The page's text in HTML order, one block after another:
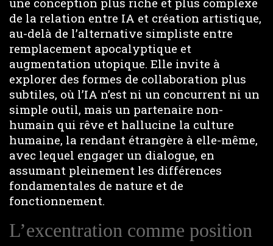
de la relation entre IA et création artistique,
au-delà de l’alternative simpliste entre
remplacement apocalyptique et
augmentation utopique. Elle invite à
explorer des formes de collaboration plus
subtiles, où l’IA n’est ni un concurrent ni un
simple outil, mais un partenaire non-
humain qui rêve et hallucine la culture
humaine, la rendant étrangère à elle-même,
avec lequel engager un dialogue, en
assumant pleinement les différences
fondamentales de nature et de
fonctionnement.
L’excentration comme position